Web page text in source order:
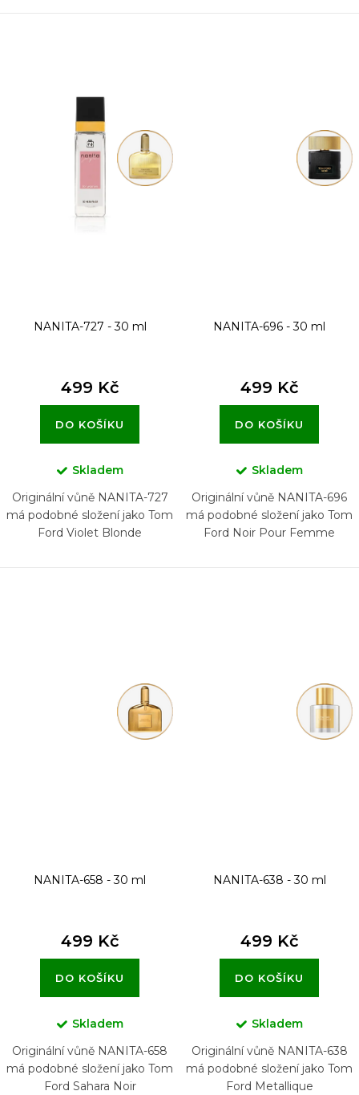
NANITA-727 - 30 ml
499 Kč
DO KOŠÍKU
Skladem
Originální vůně NANITA-727
má podobné složení jako Tom
Ford Violet Blonde
NANITA-696 - 30 ml
499 Kč
DO KOŠÍKU
Skladem
Originální vůně NANITA-696
má podobné složení jako Tom
Ford Noir Pour Femme
NANITA-658 - 30 ml
499 Kč
DO KOŠÍKU
Skladem
Originální vůně NANITA-658
má podobné složení jako Tom
Ford Sahara Noir
NANITA-638 - 30 ml
499 Kč
DO KOŠÍKU
Skladem
Originální vůně NANITA-638
má podobné složení jako Tom
Ford Metallique